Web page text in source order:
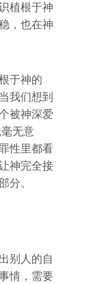
植根于神
，也在神
于神的
我们想到
被神深爱
无意
性里都看
神完全接
分。
别人的自
情，需要